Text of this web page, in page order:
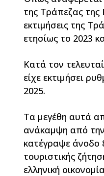
της Τράπεζας της
εκτιμήσεις της
ετησίως το 2023
Κατά τον
είχε εκτιμήσει
2025.
Τα μεγέθη αυτά
ανάκαμψη από
κατέγραψε άνοδο
τουριστικής
ελληνική